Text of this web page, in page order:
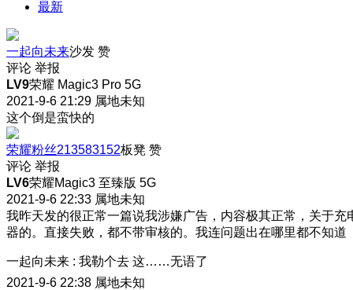
最新
一起向未来沙发 赞
评论 举报
LV9荣耀 Magic3 Pro 5G
2021-9-6 21:29 属地未知
这个倒是蛮快的
荣耀粉丝213583152板凳 赞
评论 举报
LV6荣耀Magic3 至臻版 5G
2021-9-6 22:33 属地未知
我昨天发的很正常一篇说我涉嫌广告，内容极其正常，关于充
器的。直接失败，都不带审核的。我连问题出在哪里都不知道
一起向未来 : 我勒个去 这……无语了
2021-9-6 22:38 属地未知